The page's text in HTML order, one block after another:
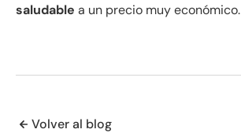
saludable a un precio muy económico.
Volver al blog